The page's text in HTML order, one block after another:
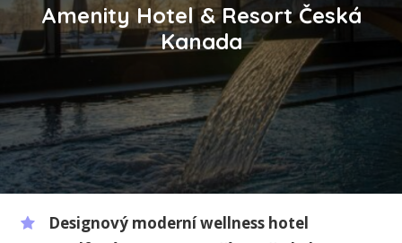
Amenity Hotel & Resort Česká
Kanada
Designový moderní wellness hotel